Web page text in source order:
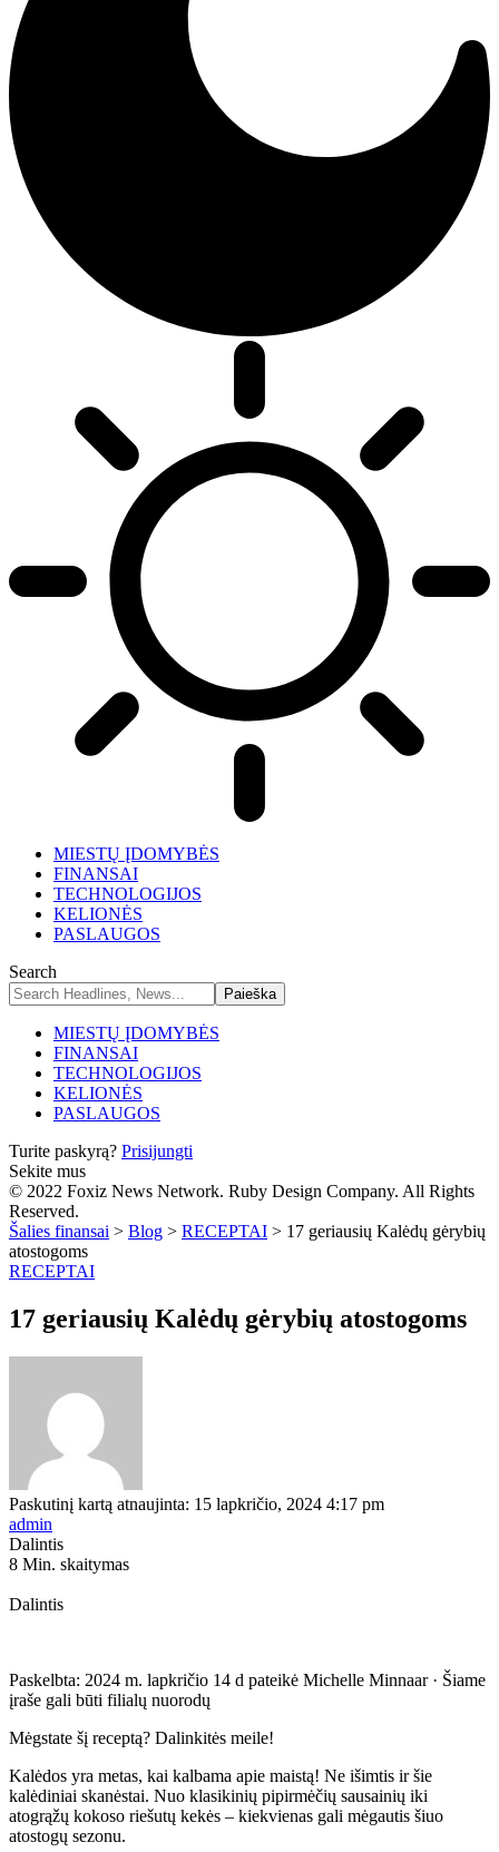
MIESTŲ ĮDOMYBĖS
FINANSAI
TECHNOLOGIJOS
KELIONĖS
PASLAUGOS
Search
MIESTŲ ĮDOMYBĖS
FINANSAI
TECHNOLOGIJOS
KELIONĖS
PASLAUGOS
Turite paskyrą? Prisijungti
Sekite mus
© 2022 Foxiz News Network. Ruby Design Company. All Rights
Reserved.
Šalies finansai > Blog > RECEPTAI > 17 geriausių Kalėdų gėrybių
atostogoms
RECEPTAI
17 geriausių Kalėdų gėrybių atostogoms
Paskutinį kartą atnaujinta: 15 lapkričio, 2024 4:17 pm
admin
Dalintis
8 Min. skaitymas
Dalintis
Paskelbta: 2024 m. lapkričio 14 d pateikė Michelle Minnaar· Šiame
įraše gali būti filialų nuorodų
Mėgstate šį receptą? Dalinkitės meile!
Kalėdos yra metas, kai kalbama apie maistą! Ne išimtis ir šie
kalėdiniai skanėstai. Nuo klasikinių pipirmėčių sausainių iki
atogrąžų kokoso riešutų kekės – kiekvienas gali mėgautis šiuo
atostogų sezonu.